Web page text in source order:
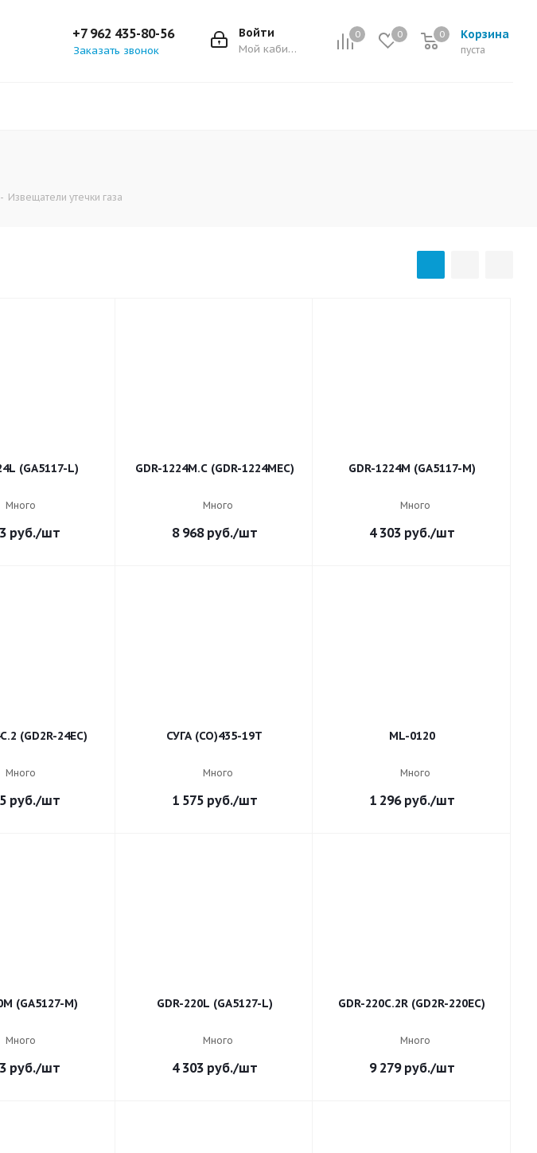
0 0 Корзина
0
пуста
0
Войти
Мой кабинет
+7 962 435-80-56
Заказать звонок
- Извещатели утечки газа
(GA5117-L)
Много
руб./шт
GDR-1224M.C (GDR-1224MEC)
Много
8 968руб./шт
GDR-1224M (GA5117-M)
Много
4 303руб./шт
(GD2R-24EC)
Много
руб./шт
СУГА (СО)435-19Т
Много
1 575руб./шт
ML-0120
Много
1 296руб./шт
(GA5127-M)
Много
руб./шт
GDR-220L (GA5127-L)
Много
4 303руб./шт
GDR-220C.2R (GD2R-220EC)
Много
9 279руб./шт